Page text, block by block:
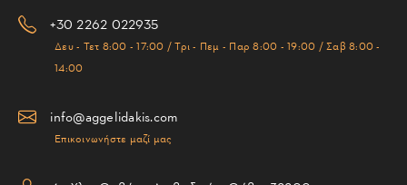
+30 2262 022935
Δευ - Τετ 8:00 - 17:00 / Τρι - Πεμ - Παρ 8:00 - 19:00 / Σαβ 8:00 -
14:00
info@aggelidakis.com
Επικοινωνήστε μαζί μας